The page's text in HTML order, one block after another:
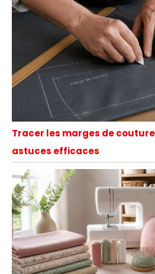
Tracer les marges de
astuces efficaces